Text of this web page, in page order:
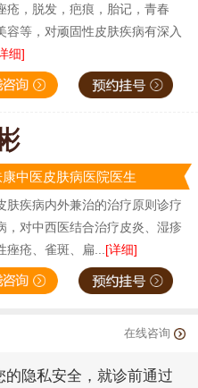
疮，脱发，疤痕，胎记，青春
容等，对顽固性皮肤疾病有深入
细]
康中医皮肤病医院医生
肤疾病内外兼治的治疗原则诊疗
，对中西医结合治疗皮炎、湿疹
痤疮、雀斑、扁...[详细]
在线咨询
隐私安全，就诊前通过